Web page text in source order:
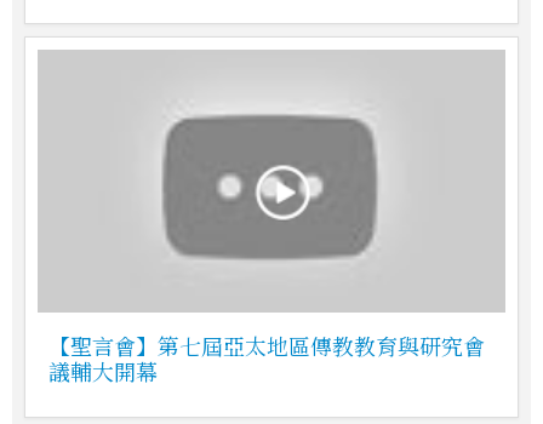
【聖言會】第七屆亞太地區傳教教育與研究會
議輔大開幕